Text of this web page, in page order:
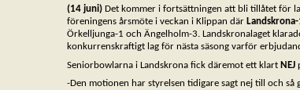
(14 juni) Det kommer i fortsättningen att bli tillåtet för
föreningens årsmöte i veckan i Klippan där Landskrona-
Örkelljunga-1 och Ängelholm-3. Landskronalaget
konkurrenskraftigt lag för nästa säsong varför
Seniorbowlarna i Landskrona fick däremot ett klart NEJ
-Den motionen har styrelsen tidigare sagt nej till och